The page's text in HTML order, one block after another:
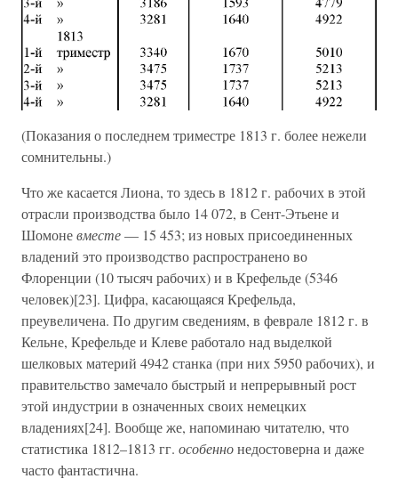
(Показания о последнем триместре 1813 г. более нежели
сомнительны.)
Что же касается Лиона, то здесь в 1812 г. рабочих в этой
отрасли производства было 14 072, в Сент-Этьене и
Шомоневместе— 15 453; из новых присоединенных
владений это производство распространено во
Флоренции (10 тысяч рабочих) и в Крефельде (5346
человек)[23]. Цифра, касающаяся Крефельда,
преувеличена. По другим сведениям, в феврале 1812 г. в
Кельне, Крефельде и Клеве работало над выделкой
шелковых материй 4942 станка (при них 5950 рабочих), и
правительство замечало быстрый и непрерывный рост
этой индустрии в означенных своих немецких
владениях[24]. Вообще же, напоминаю читателю, что
статистика 1812–1813 гг. особеннонедостоверна и даже
часто фантастична.